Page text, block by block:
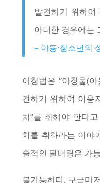
발견하기 위하여
아니한 경우에는
– 아동·청소년의
아청법은 “아청물(
견하기 위하여 이용
치”를 취해야 한다
치를 취하라는 이야
술적인 필터링은 가
불가능하다. 구글마